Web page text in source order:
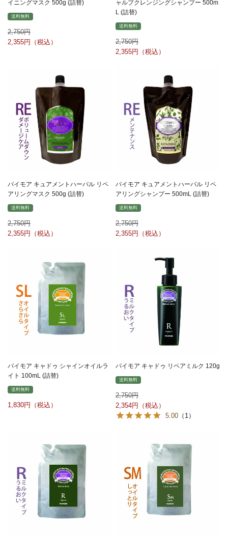
イニングマスク 500g (詰替)
送料無料
2,750
2,355
ャルプクレンジングシャンプー 500m
L (詰替)
送料無料
2,750
2,355
パイモア キュアメントハーバル リペ
アリングマスク 500g (詰替)
送料無料
2,750
2,355
パイモア キュアメントハーバル リペ
アリングシャンプー 500mL (詰替)
送料無料
2,750
2,355
パイモア キャドゥ シャインオイルラ
イト 100mL (詰替)
送料無料
1,830
パイモア キャドゥ リペアミルク 120g
送料無料
2,750
2,354
5.00 （1）